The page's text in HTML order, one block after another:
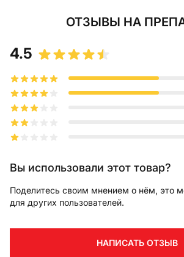
ОТЗЫВЫ НА
4.5
Вы использовали этот товар?
Поделитесь своим мнением о нём, это
для других пользователей.
НАПИСАТЬ ОТЗЫВ